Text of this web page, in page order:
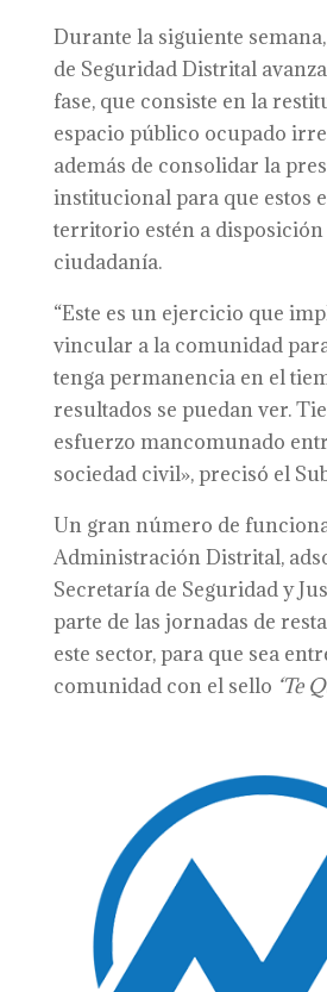
Durante la siguiente
de Seguridad Distrital
fase, que consiste en la
espacio público ocupado
además de consolidar la
institucional para que estos
territorio estén a disposición
ciudadanía.
“Este es un ejercicio que
vincular a la comunidad
tenga permanencia en el
resultados se puedan ver.
esfuerzo mancomunado
sociedad civil», precisó el
Un gran número de
Administración Distrital,
Secretaría de Seguridad y
parte de las jornadas de
este sector, para que sea
comunidad con el sello ‘Te